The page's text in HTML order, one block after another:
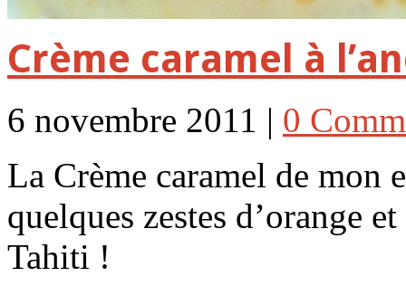
Crème caramel à
6 novembre 2011 | 0
La Crème caramel de mon
quelques zestes d’orange
Tahiti !